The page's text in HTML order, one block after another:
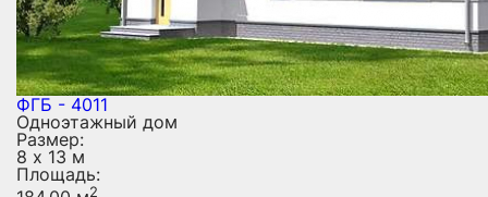
ФГБ - 4011
Одноэтажный дом
Размер:
8 х 13 м
Площадь:
2